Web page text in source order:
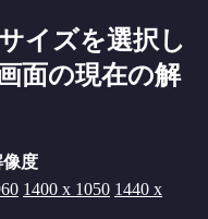
イズを選択し
面の現在の解
度
1400 x 1050 1440 x